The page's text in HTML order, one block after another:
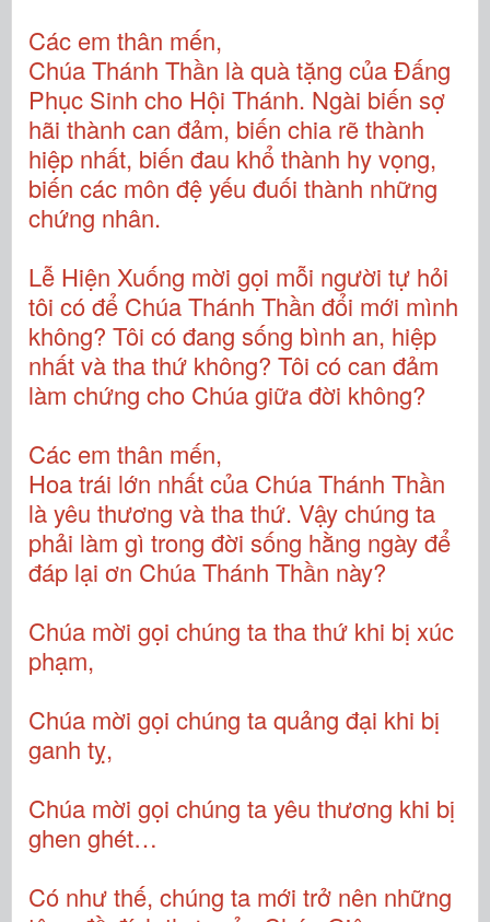
Các em thân mến,
Chúa Thánh Thần là quà tặng của Đấng
Phục Sinh cho Hội Thánh. Ngài biến sợ
hãi thành can đảm, biến chia rẽ thành
hiệp nhất, biến đau khổ thành hy vọng,
biến các môn đệ yếu đuối thành những
chứng nhân.
Lễ Hiện Xuống mời gọi mỗi người tự hỏi
tôi có để Chúa Thánh Thần đổi mới mình
không? Tôi có đang sống bình an, hiệp
nhất và tha thứ không? Tôi có can đảm
làm chứng cho Chúa giữa đời không?
Các em thân mến,
Hoa trái lớn nhất của Chúa Thánh Thần
là yêu thương và tha thứ. Vậy chúng ta
phải làm gì trong đời sống hằng ngày để
đáp lại ơn Chúa Thánh Thần này?
Chúa mời gọi chúng ta tha thứ khi bị xúc
phạm,
Chúa mời gọi chúng ta quảng đại khi bị
ganh tỵ,
Chúa mời gọi chúng ta yêu thương khi bị
ghen ghét…
Có như thế, chúng ta mới trở nên những